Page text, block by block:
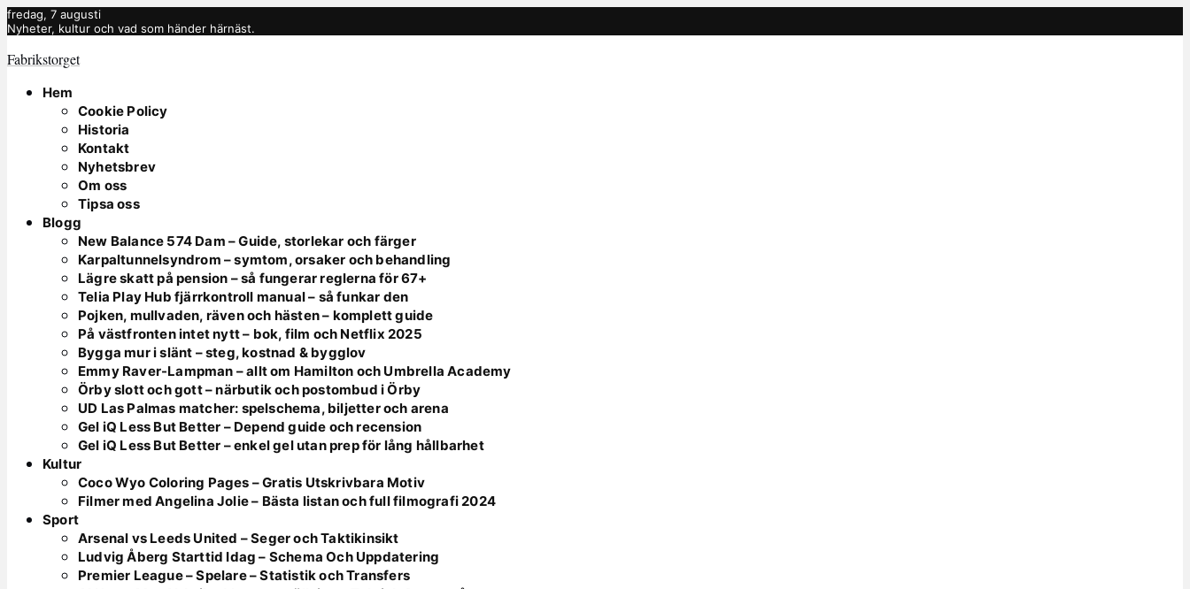
fredag, 7 augusti
Nyheter, kultur och vad som händer härnäst.
Fabrikstorget
Hem
Cookie Policy
Historia
Kontakt
Nyhetsbrev
Om oss
Tipsa oss
Blogg
New Balance 574 Dam – Guide, storlekar och färger
Karpaltunnelsyndrom – symtom, orsaker och behandling
Lägre skatt på pension – så fungerar reglerna för 67+
Telia Play Hub fjärrkontroll manual – så funkar den
Pojken, mullvaden, räven och hästen – komplett guide
På västfronten intet nytt – bok, film och Netflix 2025
Bygga mur i slänt – steg, kostnad & bygglov
Emmy Raver-Lampman – allt om Hamilton och Umbrella Academy
Örby slott och gott – närbutik och postombud i Örby
UD Las Palmas matcher: spelschema, biljetter och arena
Gel iQ Less But Better – Depend guide och recension
Gel iQ Less But Better – enkel gel utan prep för lång hållbarhet
Kultur
Coco Wyo Coloring Pages – Gratis Utskrivbara Motiv
Filmer med Angelina Jolie – Bästa listan och full filmografi 2024
Sport
Arsenal vs Leeds United – Seger och Taktikinsikt
Ludvig Åberg Starttid Idag – Schema Och Uppdatering
Premier League – Spelare – Statistik och Transfers